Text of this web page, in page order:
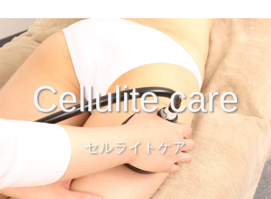
Cellulite care
セルライトケア